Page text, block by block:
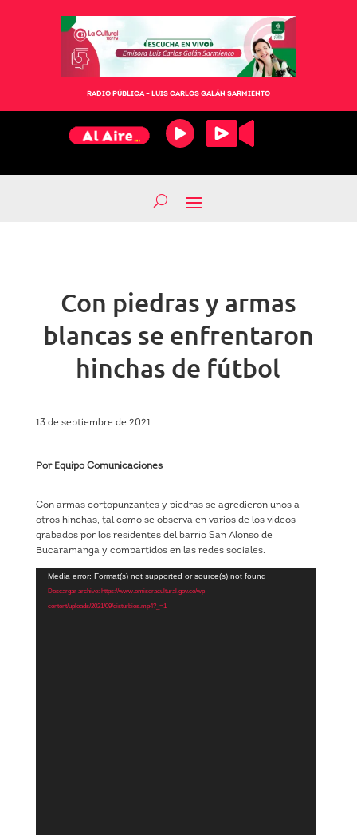
RADIO PÚBLICA – LUIS CARLOS GALÁN SARMIENTO
Con piedras y armas
blancas se enfrentaron
hinchas de fútbol
13 de septiembre de 2021
Por Equipo Comunicaciones
Con armas cortopunzantes y piedras se agredieron unos a
otros hinchas, tal como se observa en varios de los videos
grabados por los residentes del barrio San Alonso de
Bucaramanga y compartidos en las redes sociales.
Reproductor
vídeo
Media error: Format(s) not supported or source(s) not found
Descargar archivo: https://www.emisoracultural.gov.co/wp-
content/uploads/2021/09/disturbios.mp4?_=1